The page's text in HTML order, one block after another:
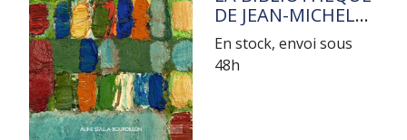
DE JEAN-MICHEL
COULON
En stock, envoi sous
48h